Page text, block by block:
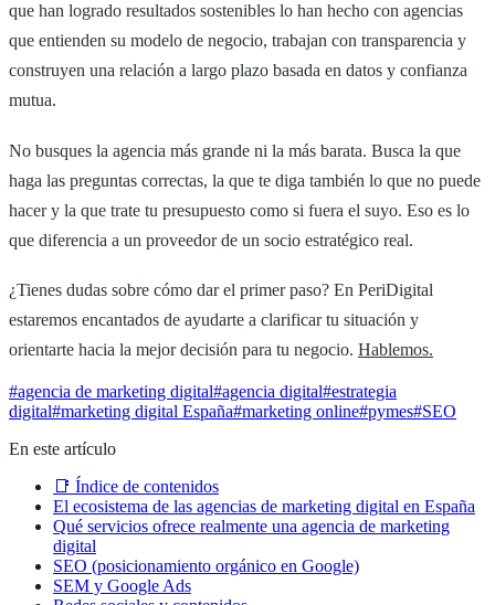
que han logrado resultados sostenibles lo han hecho con agencias
que entienden su modelo de negocio, trabajan con transparencia y
construyen una relación a largo plazo basada en datos y confianza
mutua.
No busques la agencia más grande ni la más barata. Busca la que
haga las preguntas correctas, la que te diga también lo que no puede
hacer y la que trate tu presupuesto como si fuera el suyo. Eso es lo
que diferencia a un proveedor de un socio estratégico real.
¿Tienes dudas sobre cómo dar el primer paso? En PeriDigital
estaremos encantados de ayudarte a clarificar tu situación y
orientarte hacia la mejor decisión para tu negocio. Hablemos.
#agencia de marketing digital#agencia digital#estrategia
digital#marketing digital España#marketing online#pymes#SEO
En este artículo
📑 Índice de contenidos
El ecosistema de las agencias de marketing digital en España
Qué servicios ofrece realmente una agencia de marketing
digital
SEO (posicionamiento orgánico en Google)
SEM y Google Ads